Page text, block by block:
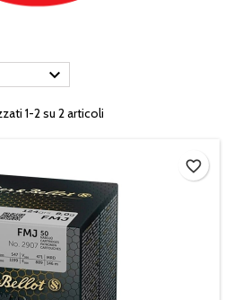

1-2 su 2 articoli
favorite_border